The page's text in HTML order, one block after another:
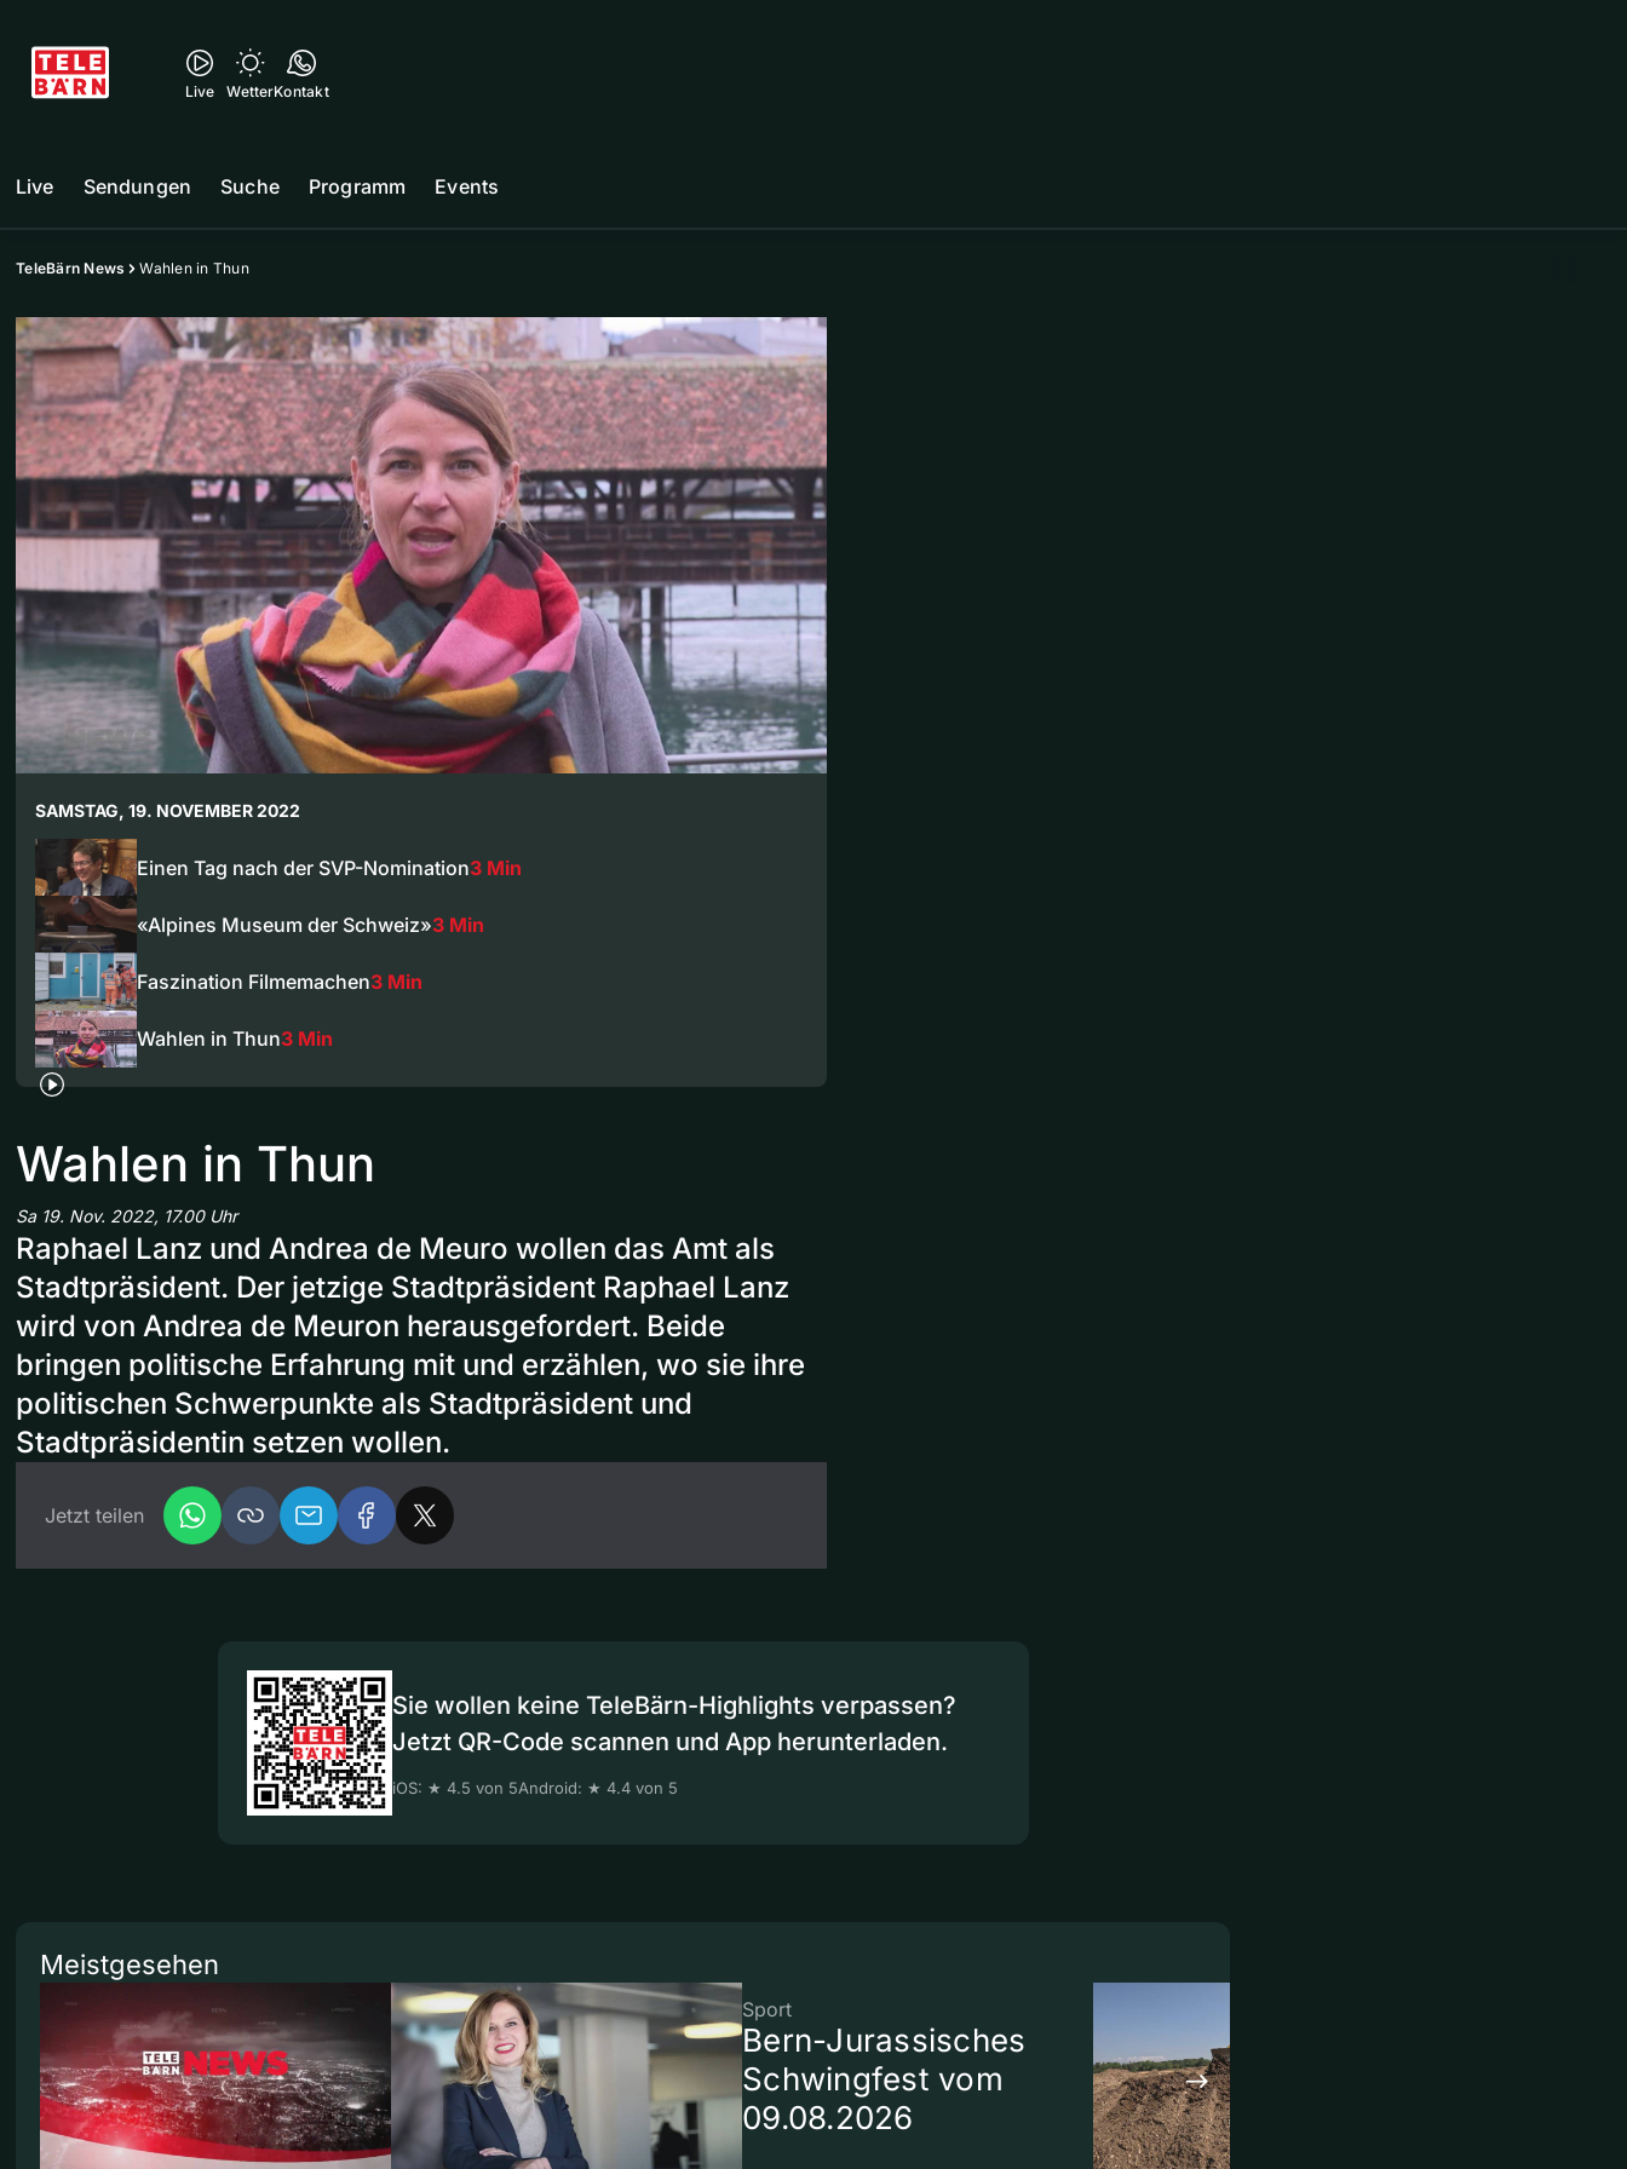
Live WetterKontakt
Live Sendungen Suche Programm Events
TeleBärn News Wahlen in Thun
SAMSTAG, 19. NOVEMBER 2022
Einen Tag nach der SVP-Nomination3 Min
«Alpines Museum der Schweiz»3 Min
Faszination Filmemachen3 Min
Wahlen in Thun3 Min
Wahlen in Thun
Sa 19. Nov. 2022, 17.00 Uhr
Raphael Lanz und Andrea de Meuro wollen das Amt als
Stadtpräsident. Der jetzige Stadtpräsident Raphael Lanz
wird von Andrea de Meuron herausgefordert. Beide
bringen politische Erfahrung mit und erzählen, wo sie ihre
politischen Schwerpunkte als Stadtpräsident und
Stadtpräsidentin setzen wollen.
Jetzt teilen
Sie wollen keine TeleBärn-Highlights verpassen?
Jetzt QR-Code scannen und App herunterladen.
iOS: ★ 4.5 von 5Android: ★ 4.4 von 5
Meistgesehen
Sport
Bern-Jurassisches
Schwingfest vom
09.08.2026